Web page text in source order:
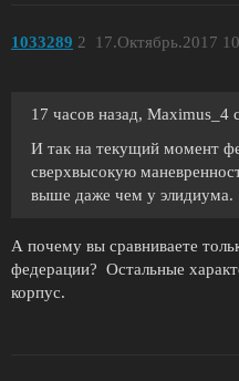
1033289 17.Октябрь.2017
2
17 часов назад, Maximus_4
И так на текущий момент
сверхвысокую
выше даже чем у элидиума.
А почему вы сравниваете
федерации? Остальные
корпус.